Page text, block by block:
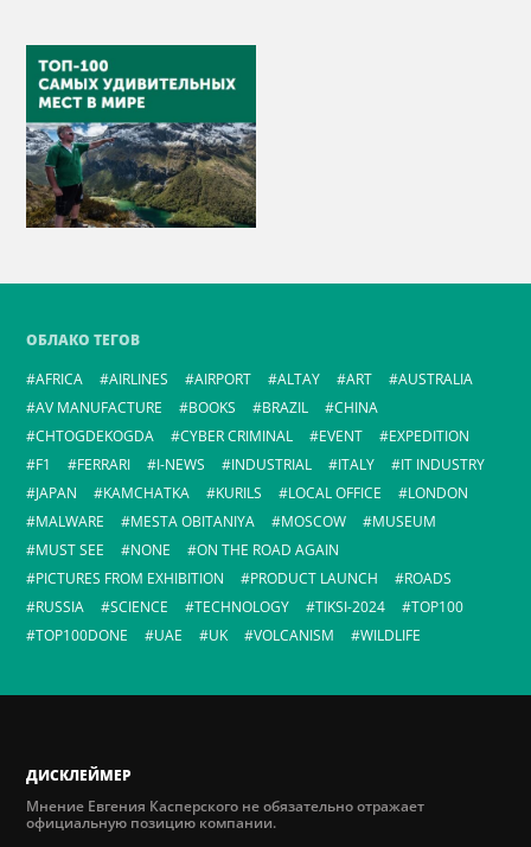
ОБЛАКО ТЕГОВ
AFRICA
AIRLINES AIRPORT ALTAY ART
AUSTRALIA
AV MANUFACTURE
BOOKS BRAZIL
CHINA
CHTOGDEKOGDA
CYBER CRIMINAL EVENT
EXPEDITION
F1
FERRARI I-NEWS INDUSTRIAL ITALY
IT INDUSTRY
JAPAN
KAMCHATKA KURILS LOCAL OFFICE
LONDON
MALWARE
MESTA OBITANIYA MOSCOW
MUSEUM
MUST SEE
NONE
ON THE ROAD AGAIN
PICTURES FROM EXHIBITION
PRODUCT LAUNCH
ROADS
RUSSIA
SCIENCE TECHNOLOGY TIKSI-2024
TOP100
TOP100DONE
UAE UK VOLCANISM WILDLIFE
ДИСКЛЕЙМЕР
Мнение Евгения Касперского не обязательно отражает
официальную позицию компании.